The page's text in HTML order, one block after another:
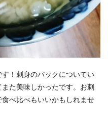
！刺身のパックについてい
た美味しかったです。お刺
べ比べもいいかもしれませ